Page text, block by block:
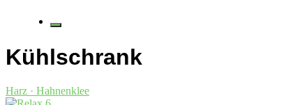
More
Kühlschrank
Harz · Hahnenklee